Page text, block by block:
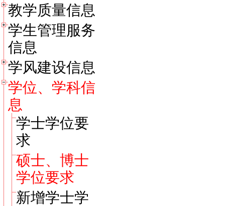
教学质量信息
学生管理服务
信息
学风建设信息
学位、学科信
息
学士学位要
求
硕士、博士
学位要求
新增学士学